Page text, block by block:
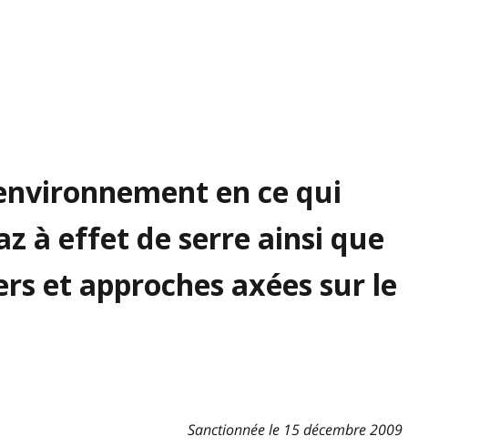
en ce qui
à effet de serre ainsi que
et approches axées sur le
Sanctionnée le 15 décembre 2009